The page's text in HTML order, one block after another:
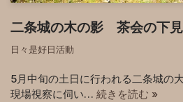
二条城の木の影 茶会の下見
日々是好日活動
5月中旬の土日に行われる二条城の
現場視察に伺い… 続きを読む »